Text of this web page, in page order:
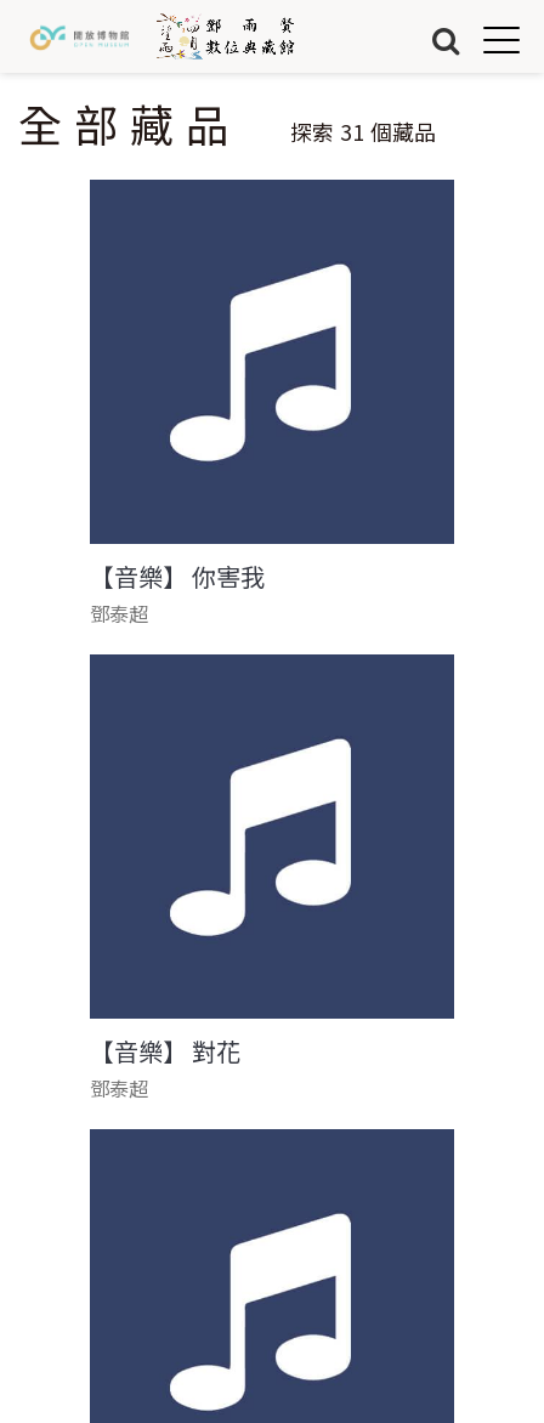
關於我們
Jump to Navigation
Jump to Main content
您在這裡
全部藏品 探索 31 個藏品
【音樂】 你害我
鄧泰超
【音樂】 對花
鄧泰超